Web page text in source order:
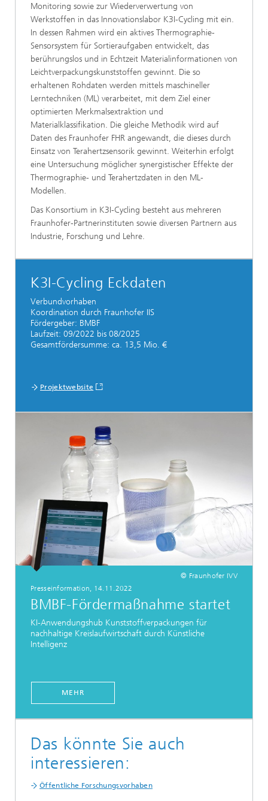
Monitoring sowie zur Wiederverwertung von
Werkstoffen in das Innovationslabor K3I-Cycling mit ein.
In dessen Rahmen wird ein aktives Thermographie-
Sensorsystem für Sortieraufgaben entwickelt, das
berührungslos und in Echtzeit Materialinformationen von
Leichtverpackungskunststoffen gewinnt. Die so
erhaltenen Rohdaten werden mittels maschineller
Lerntechniken (ML) verarbeitet, mit dem Ziel einer
optimierten Merkmalsextraktion und
Materialklassifikation. Die gleiche Methodik wird auf
Daten des Fraunhofer FHR angewandt, die dieses durch
Einsatz von Terahertzsensorik gewinnt. Weiterhin erfolgt
eine Untersuchung möglicher synergistischer Effekte der
Thermographie- und Terahertzdaten in den ML-
Modellen.
Das Konsortium in K3I-Cycling besteht aus mehreren
Fraunhofer-Partnerinstituten sowie diversen Partnern aus
Industrie, Forschung und Lehre.
K3I-Cycling Eckdaten
Verbundvorhaben
Koordination durch Fraunhofer IIS
Fördergeber: BMBF
Laufzeit: 09/2022 bis 08/2025
Gesamtfördersumme: ca. 13,5 Mio. €
Projektwebsite
© Fraunhofer IVV
Presseinformation, 14.11.2022
BMBF-Fördermaßnahme startet
KI-Anwendungshub Kunststoffverpackungen für
nachhaltige Kreislaufwirtschaft durch Künstliche
Intelligenz
MEHR
Das könnte Sie auch
interessieren:
Öffentliche Forschungsvorhaben